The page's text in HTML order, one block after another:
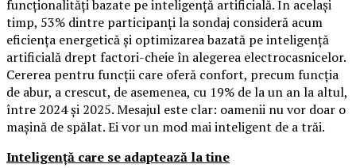
funcționalități bazate pe inteligență artificială. În același
timp, 53% dintre participanți la sondaj consideră acum
eficiența energetică și optimizarea bazată pe inteligență
artificială drept factori-cheie în alegerea electrocasnicelor.
Cererea pentru funcții care oferă confort, precum funcția
de abur, a crescut, de asemenea, cu 19% de la un an la altul,
între 2024 și 2025. Mesajul este clar: oamenii nu vor doar o
mașină de spălat. Ei vor un mod mai inteligent de a trăi.
Inteligență care se adaptează la tine